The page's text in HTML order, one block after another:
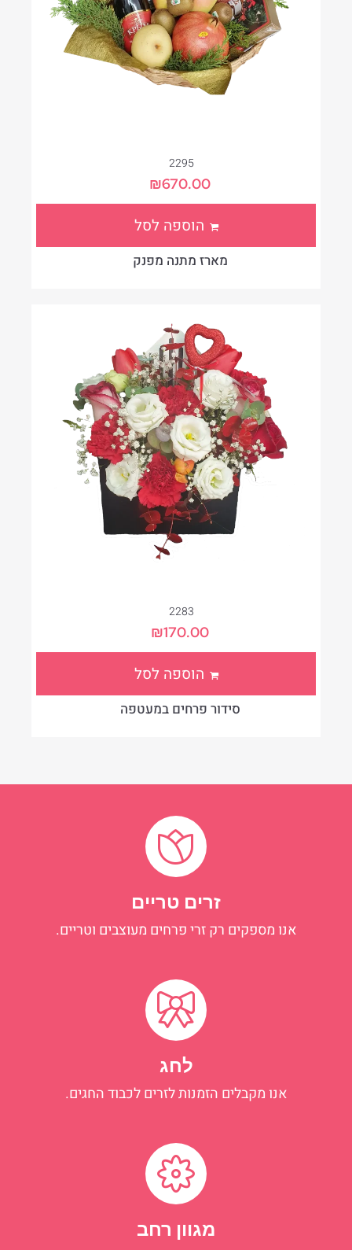
2295
מארז מתנה מפנק
₪670.00
הוספה לסל
2283
סידור פרחים במעטפה
₪170.00
הוספה לסל
זרים טריים
אנו מספקים רק זרי פרחים מעוצבים וטריים.
לחג
אנו מקבלים הזמנות לזרים לכבוד החגים.
מגוון רחב